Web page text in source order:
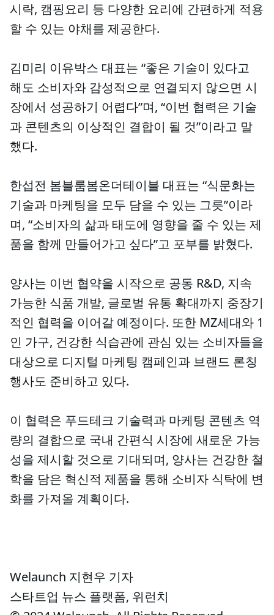
시락, 캠핑요리 등 다양한 요리에 간편하게 적용
할 수 있는 야채를 제공한다.
김미리 이유박스 대표는 “좋은 기술이 있다고
해도 소비자와 감성적으로 연결되지 않으면 시
장에서 성공하기 어렵다”며, “이번 협력은 기술
과 콘텐츠의 이상적인 결합이 될 것”이라고 말
했다.
한섭전 봄블룸봄온더테이블 대표는 “식문화는
기술과 마케팅을 모두 담을 수 있는 그릇”이라
며, “소비자의 삶과 태도에 영향을 줄 수 있는 제
품을 함께 만들어가고 싶다”고 포부를 밝혔다.
양사는 이번 협약을 시작으로 공동 R&D, 지속
가능한 식품 개발, 글로벌 유통 확대까지 중장기
적인 협력을 이어갈 예정이다. 또한 MZ세대와 1
인 가구, 건강한 식습관에 관심 있는 소비자들을
대상으로 디지털 마케팅 캠페인과 브랜드 론칭
행사도 준비하고 있다.
이 협력은 푸드테크 기술력과 마케팅 콘텐츠 역
량의 결합으로 국내 간편식 시장에 새로운 가능
성을 제시할 것으로 기대되며, 양사는 건강한 철
학을 담은 혁신적 제품을 통해 소비자 식탁에 변
화를 가져올 계획이다.
Welaunch 지현우 기자
스타트업 뉴스 플랫폼, 위런치